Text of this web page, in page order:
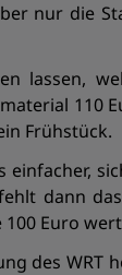
nur die
lassen,
110
Frühstück.
dann
Euro
des